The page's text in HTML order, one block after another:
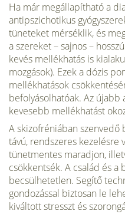
Ha már megállapítható a
antipszichotikus
tüneteket mérséklik, és
a szereket – saj­nos –
kevés mellékhatás is
mozgások). Ezek a dózis
mellék­hatások
befolyásolhatóak. Az
kevesebb mellékhatást
A skizofréniában szenvedő
távú, rendszeres kezelés­re
tünet­mentes maradjon,
csökkentsék. A család és
becsülhetetlen. Segítő
gondozással biztosan le
kiváltott stresszt és